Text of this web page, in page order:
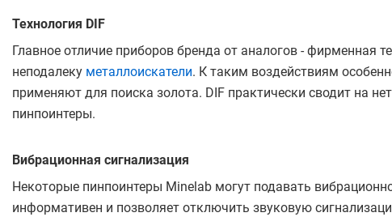
Технология DIF
Главное отличие приборов бренда от аналогов - фирменная
неподалеку металлоискатели. К таким воздействиям
применяют для поиска золота. DIF практически сводит на
пинпоинтеры.
Вибрационная сигнализация
Некоторые пинпоинтеры Minelab могут подавать
информативен и позволяет отключить звуковую